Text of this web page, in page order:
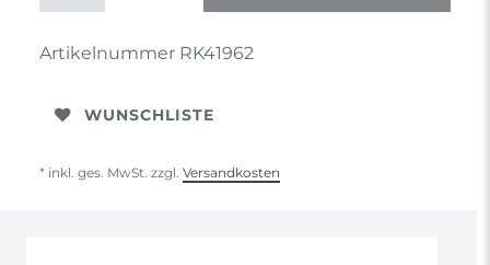
Artikelnummer RK41962
WUNSCHLISTE
* inkl. ges. MwSt. zzgl. Versandkosten